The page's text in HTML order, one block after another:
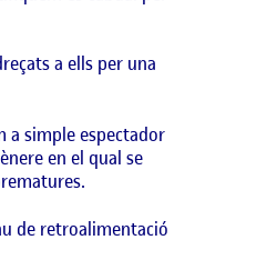
a ells per una
a simple espectador
en el qual se
de retroalimentació